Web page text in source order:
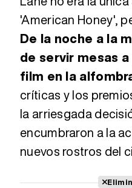
'American Honey',
De la noche a la
de servir mesas
film en la
críticas y los
la arriesgada
encumbraron a la
nuevos rostros del